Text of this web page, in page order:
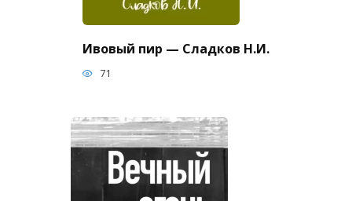
Ивовый пир — Сладков Н.И.
71